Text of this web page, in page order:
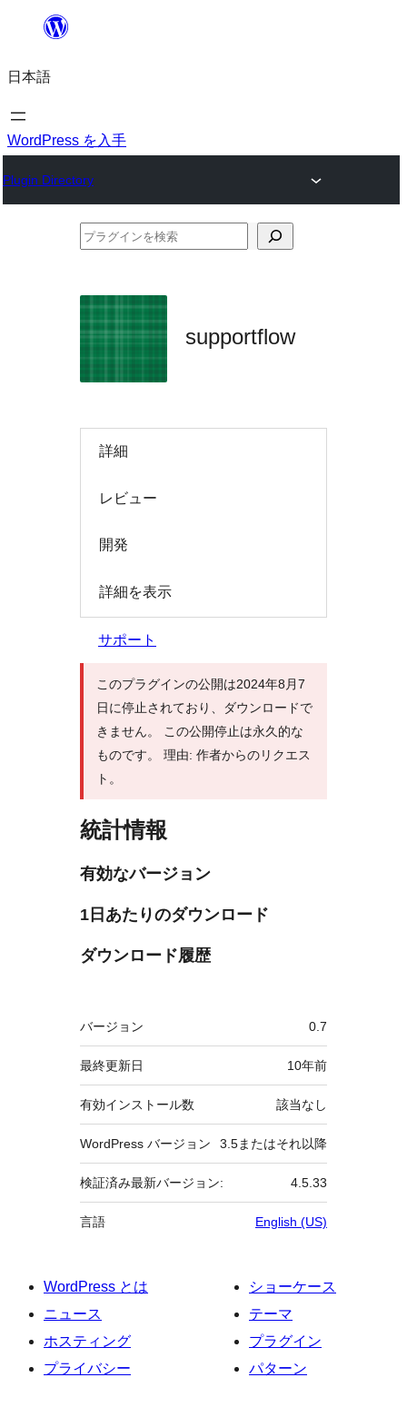
を
ス
キ
プ
日本語
WordPress を入手
Plugin Directory
プ
イ
索
supportflow
詳細
レビュー
開発
詳細を表示
サポート
このプラグインの公開は2024年8月7
日に停止されており、ダウンロードで
きません。 この公開停止は永久的な
ものです。 理由: 作者からのリクエス
ト。
統計情報
有効なバージョン
1日あたりのダウンロード
ダウンロード履歴
メ
タ
バージョン 0.7
最終更新日 10年前
有効インストール数 該当なし
WordPress バージョン 3.5またはそれ以降
検証済み最新バージョン: 4.5.33
言語 English (US)
WordPress とは
ニュース
ホスティング
プライバシー
ショーケース
テーマ
プラグイン
パターン